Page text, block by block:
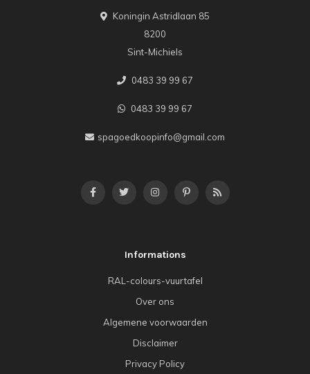
Koningin Astridlaan 85
8200
Sint-Michiels
0483 39 99 67
0483 39 99 67
spagoedkoopinfo@gmail.com
Informations
RAL-colours-vuurtafel
Over ons
Algemene voorwaarden
Disclaimer
Privacy Policy